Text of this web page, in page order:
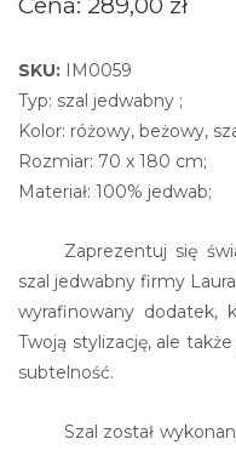
SKU: IM0059
Typ: szal jedwabny ;
Kolor: różowy, beżowy,
Rozmiar: 70 x 180 cm;
Materiał: 100% jedwab;
Zaprezentuj się
szal jedwabny firmy
wyrafinowany dodatek,
Twoją stylizację, ale
subtelność.
Szal został